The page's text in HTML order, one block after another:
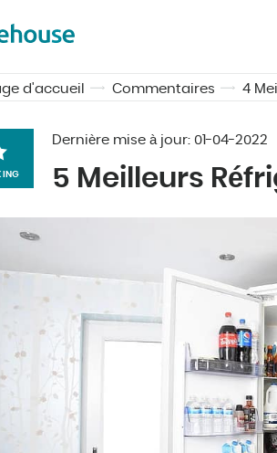
d'accueil Commentaires 4
Dernière mise à jour: 01-04-2022
5 Meilleurs